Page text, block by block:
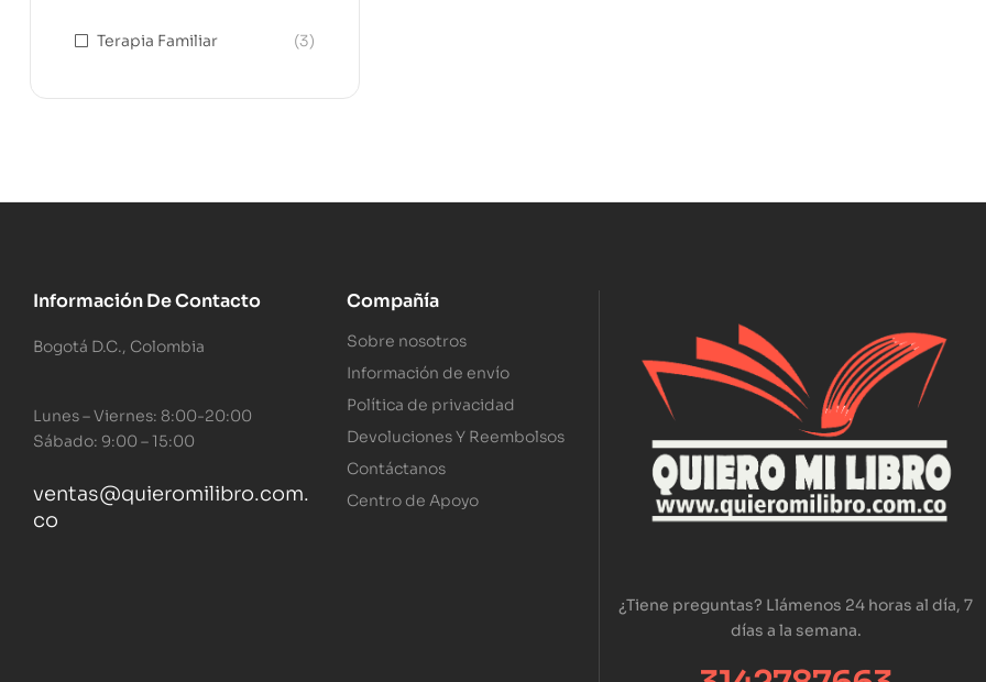
Terapia Familiar (3)
Información De Contacto
Bogotá D.C., Colombia
Lunes – Viernes: 8:00-20:00
Sábado: 9:00 – 15:00
ventas@quieromilibro.com.
co
Compañía
Sobre nosotros
Información de envío
Política de privacidad
Devoluciones Y Reembolsos
Contáctanos
Centro de Apoyo
¿Tiene preguntas? Llámenos 24 horas al día, 7
días a la semana.